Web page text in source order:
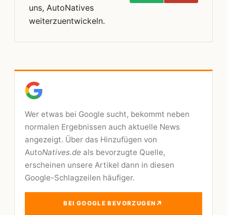
uns, AutoNatives
weiterzuentwickeln.
Wer etwas bei Google sucht, bekommt neben
normalen Ergebnissen auch aktuelle News
angezeigt. Über das Hinzufügen von
AutoNatives.de als bevorzugte Quelle,
erscheinen unsere Artikel dann in diesen
Google-Schlagzeilen häufiger.
BEI GOOGLE BEVORZUGEN ↗